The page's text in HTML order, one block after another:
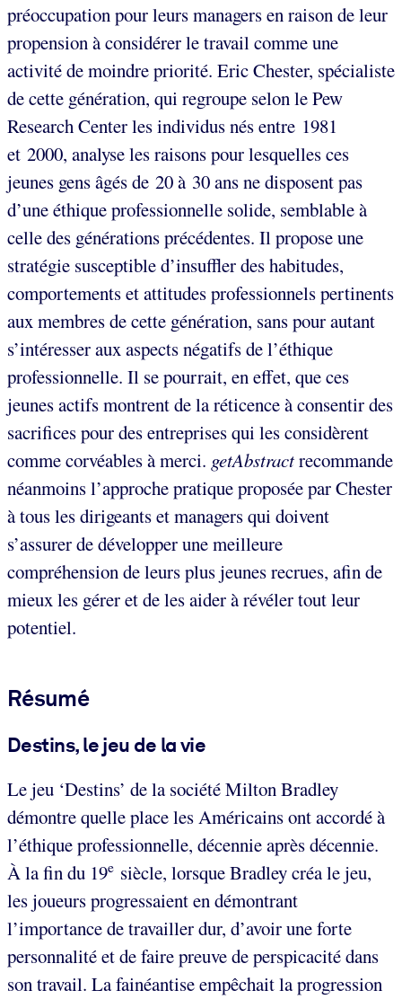
préoccupation pour leurs managers en raison de leur
propension à considérer le travail comme une
activité de moindre priorité. Eric Chester, spécialiste
de cette génération, qui regroupe selon le Pew
Research Center les individus nés entre 1981
et 2000, analyse les raisons pour lesquelles ces
jeunes gens âgés de 20 à 30 ans ne disposent pas
d’une éthique professionnelle solide, semblable à
celle des générations précédentes. Il propose une
stratégie susceptible d’insuffler des habitudes,
comportements et attitudes professionnels pertinents
aux membres de cette génération, sans pour autant
s’intéresser aux aspects négatifs de l’éthique
professionnelle. Il se pourrait, en effet, que ces
jeunes actifs montrent de la réticence à consentir des
sacrifices pour des entreprises qui les considèrent
comme corvéables à merci. getAbstractrecommande
néanmoins l’approche pratique proposée par Chester
à tous les dirigeants et managers qui doivent
s’assurer de développer une meilleure
compréhension de leurs plus jeunes recrues, afin de
mieux les gérer et de les aider à révéler tout leur
potentiel.
Résumé
Destins, le jeu de la vie
Le jeu ‘Destins’ de la société Milton Bradley
démontre quelle place les Américains ont accordé à
l’éthique professionnelle, décennie après décennie.
À la fin du 19e siècle, lorsque Bradley créa le jeu,
les joueurs progressaient en démontrant
l’importance de travailler dur, d’avoir une forte
personnalité et de faire preuve de perspicacité dans
son travail. La fainéantise empêchait la progression